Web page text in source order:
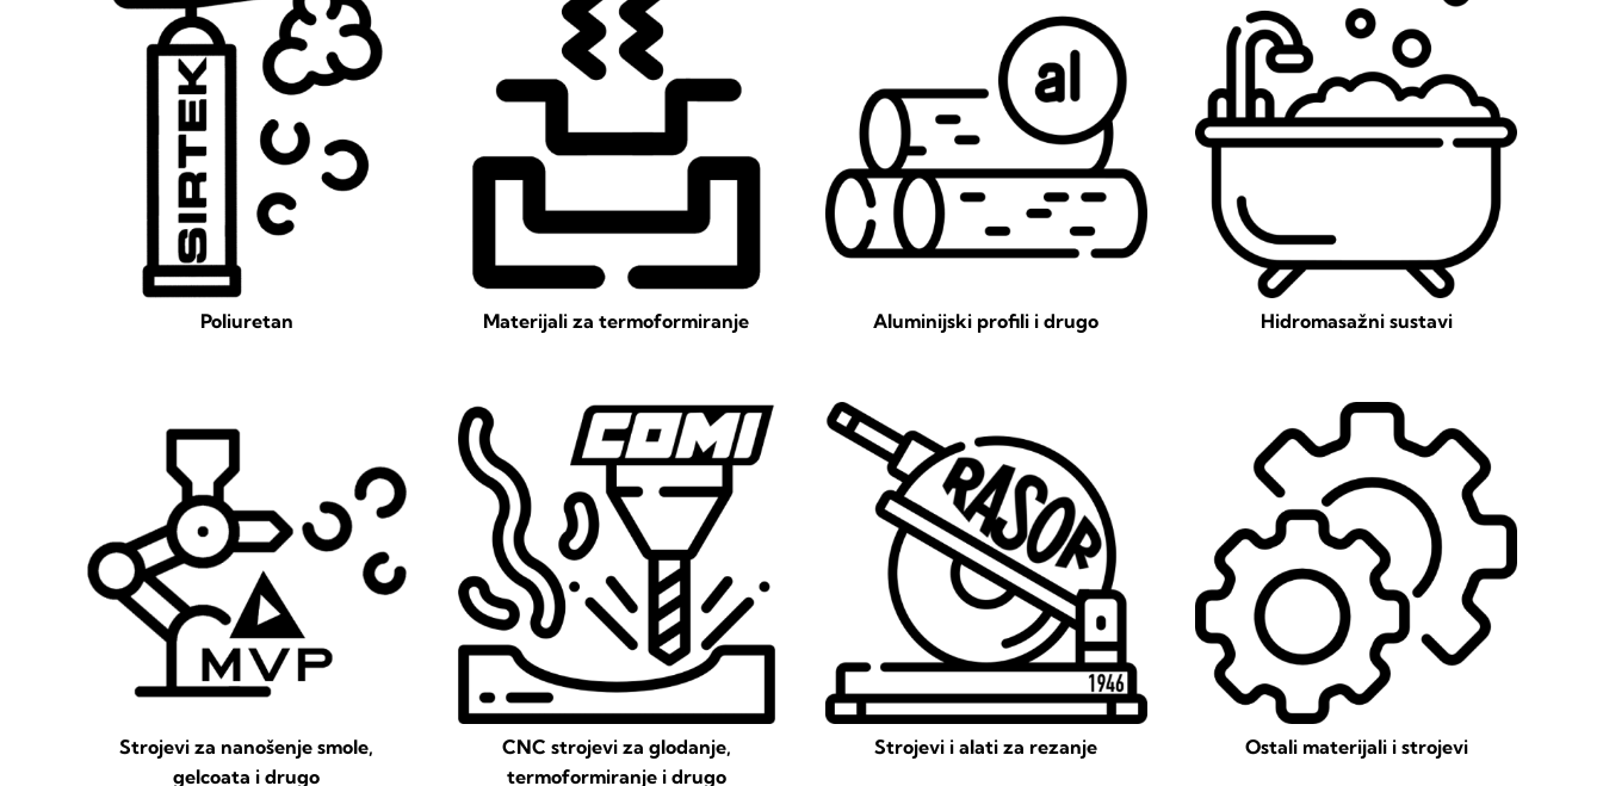
Poliuretan Materijali za termoformiranje Aluminijski profili i drugo Hidromasažni sustavi
Strojevi za nanošenje smole,
gelcoata i drugo
CNC strojevi za glodanje,
termoformiranje i drugo
Strojevi i alati za rezanje Ostali materijali i strojevi